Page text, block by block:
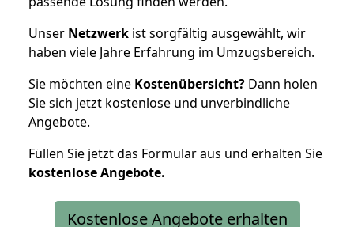
Unser Netzwerk ist sorgfältig ausgewählt, wir
haben viele Jahre Erfahrung im Umzugsbereich.
Sie möchten eine Kostenübersicht? Dann holen
Sie sich jetzt kostenlose und unverbindliche
Angebote.
Füllen Sie jetzt das Formular aus und erhalten Sie
kostenloseAngebote.
Kostenlose Angebote erhalten